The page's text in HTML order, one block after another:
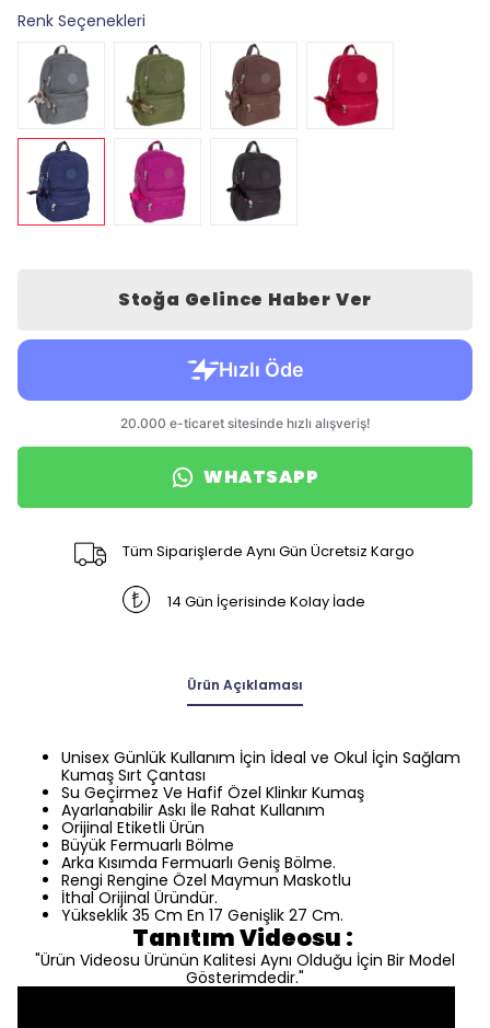
Renk Seçenekleri
Stoğa Gelince Haber Ver
WHATSAPP
Tüm Siparişlerde Aynı Gün Ücretsiz Kargo
14 Gün İçerisinde Kolay İade
Ürün Açıklaması
Unisex Günlük Kullanım İçin İdeal ve Okul İçin Sağlam
Kumaş Sırt Çantası
Su Geçirmez Ve Hafif Özel Klinkır Kumaş
Ayarlanabilir Askı İle Rahat Kullanım
Orijinal Etiketli Ürün
Büyük Fermuarlı Bölme
Arka Kısımda Fermuarlı Geniş Bölme.
Rengi Rengine Özel Maymun Maskotlu
İthal Orijinal Üründür.
Yükseklik 35 Cm En 17 Genişlik 27 Cm.
Tanıtım Videosu :
"Ürün Videosu Ürünün Kalitesi Aynı Olduğu İçin Bir Model
Gösterimdedir."